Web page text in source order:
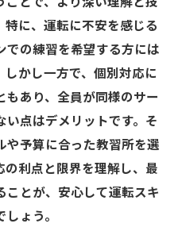
に、運転に不安を感じる
での練習を希望する方には
かし一方で、個別対応に
もあり、全員が同様のサー
い点はデメリットです。そ
や予算に合った教習所を選
の利点と限界を理解し、最
ことが、安心して運転スキ
ょう。